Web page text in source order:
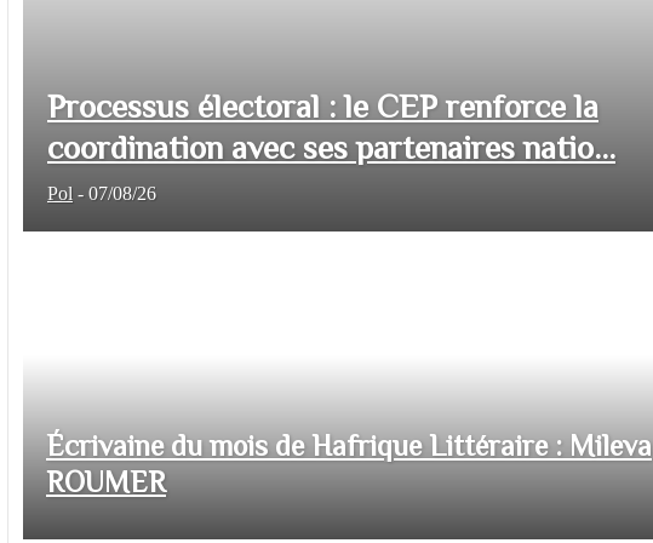
Processus électoral : le CEP renforce la
coordination avec ses partenaires natio...
Pol - 07/08/26
Écrivaine du mois de Hafrique Littéraire : Mileva
ROUMER